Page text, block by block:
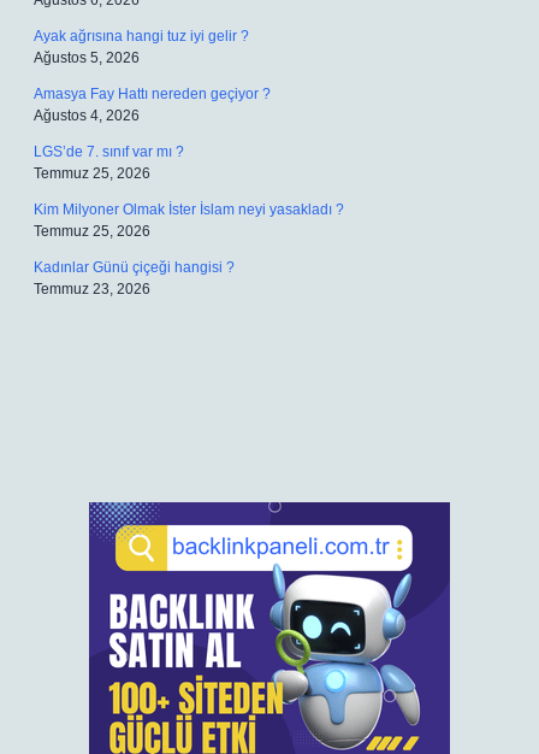
Ayak ağrısına hangi tuz iyi gelir ?
Ağustos 5, 2026
Amasya Fay Hattı nereden geçiyor ?
Ağustos 4, 2026
LGS’de 7. sınıf var mı ?
Temmuz 25, 2026
Kim Milyoner Olmak İster İslam neyi yasakladı ?
Temmuz 25, 2026
Kadınlar Günü çiçeği hangisi ?
Temmuz 23, 2026